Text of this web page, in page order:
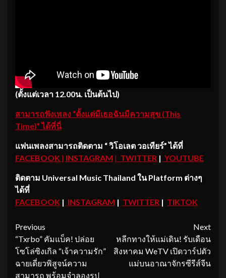
(ตั้งแต่เวลา 12.00น. เป็นต้นไป)
สามารถฟังเพลง “ตั้งแต่มีเธอฉันมีความสุข (This
Time)” ได้ที่นี่
แฟนเพลงสามารถติดตาม “ วิโอเลต วอเทียร์” ได้ที่
FACEBOOK | INSTAGRAM | TWITTER | YOUTUBE
ติดตาม Universal Music Thailand ใน Platform ต่างๆ
ได้ที่
FACEBOOK | INSTAGRAM | TWITTER | TIKTOK
Continue
Reading
Previous
“Txrbo” คัมแบ็ค! ปล่อย
โซโล่ซิงเกิล “เจ้าความรัก”
ฉายเดี่ยวพิสูจน์ความ
สามารถ พร้อมจำลองรูป
Next
หลีกทางให้แม่เดิน! รับเดือน
สิงหาคม WeTV เปิดวาร์ปตัว
แม่บนอาณาจักรซีรีส์จีน